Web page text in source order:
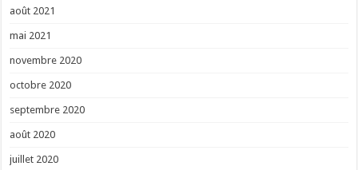
août 2021
mai 2021
novembre 2020
octobre 2020
septembre 2020
août 2020
juillet 2020